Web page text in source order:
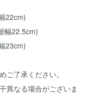
22cm)
幅22.5cm)
23cm)
ご了承ください。
異なる場合がございま